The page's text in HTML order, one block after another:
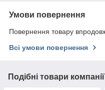
Умови повернення
Повернення товару
Всі умови повернення
Подібні товари компанії